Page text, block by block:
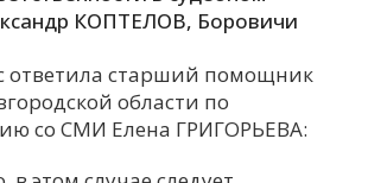
КОПТЕЛОВ, Боровичи
ответила старший помощник
области по
со СМИ Елена ГРИГОРЬЕВА: